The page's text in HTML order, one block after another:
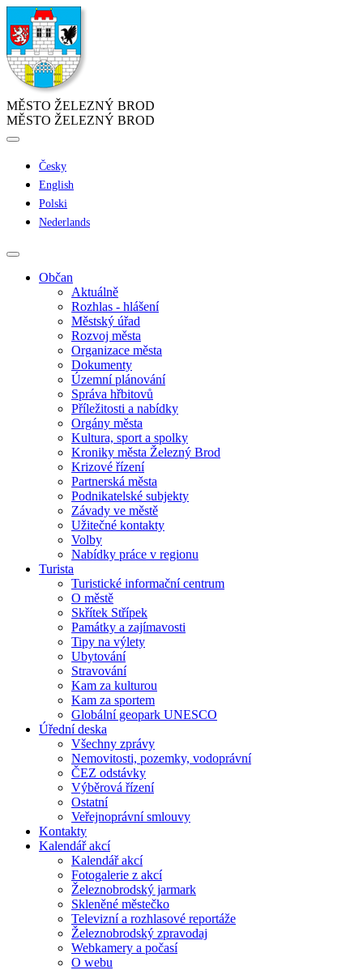
MĚSTO ŽELEZNÝ BROD
MĚSTO ŽELEZNÝ BROD
Česky
English
Polski
Nederlands
Občan
Aktuálně
Rozhlas - hlášení
Městský úřad
Rozvoj města
Organizace města
Dokumenty
Územní plánování
Správa hřbitovů
Příležitosti a nabídky
Orgány města
Kultura, sport a spolky
Kroniky města Železný Brod
Krizové řízení
Partnerská města
Podnikatelské subjekty
Závady ve městě
Užitečné kontakty
Volby
Nabídky práce v regionu
Turista
Turistické informační centrum
O městě
Skřítek Střípek
Památky a zajímavosti
Tipy na výlety
Ubytování
Stravování
Kam za kulturou
Kam za sportem
Globální geopark UNESCO
Úřední deska
Všechny zprávy
Nemovitosti, pozemky, vodoprávní
ČEZ odstávky
Výběrová řízení
Ostatní
Veřejnoprávní smlouvy
Kontakty
Kalendář akcí
Kalendář akcí
Fotogalerie z akcí
Železnobrodský jarmark
Skleněné městečko
Televizní a rozhlasové reportáže
Železnobrodský zpravodaj
Webkamery a počasí
O webu